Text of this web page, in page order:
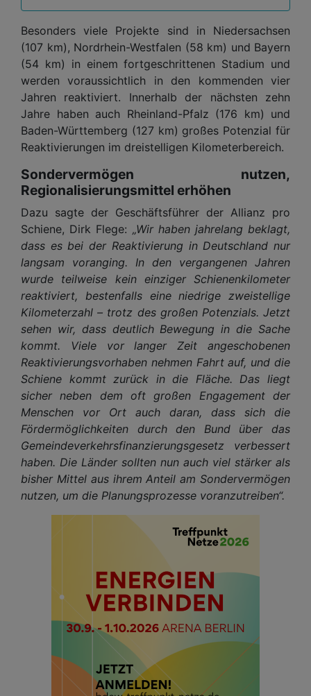
Besonders viele Projekte sind in Niedersachsen
(107 km), Nordrhein-Westfalen (58 km) und Bayern
(54 km) in einem fortgeschrittenen Stadium und
werden voraussichtlich in den kommenden vier
Jahren reaktiviert. Innerhalb der nächsten zehn
Jahre haben auch Rheinland-Pfalz (176 km) und
Baden-Württemberg (127 km) großes Potenzial für
Reaktivierungen im dreistelligen Kilometerbereich.
Sondervermögen nutzen,
Regionalisierungsmittel erhöhen
Dazu sagte der Geschäftsführer der Allianz pro
Schiene, Dirk Flege: „Wir haben jahrelang beklagt,
dass es bei der Reaktivierung in Deutschland nur
langsam voranging. In den vergangenen Jahren
wurde teilweise kein einziger Schienenkilometer
reaktiviert, bestenfalls eine niedrige zweistellige
Kilometerzahl – trotz des großen Potenzials. Jetzt
sehen wir, dass deutlich Bewegung in die Sache
kommt. Viele vor langer Zeit angeschobenen
Reaktivierungsvorhaben nehmen Fahrt auf, und die
Schiene kommt zurück in die Fläche. Das liegt
sicher neben dem oft großen Engagement der
Menschen vor Ort auch daran, dass sich die
Fördermöglichkeiten durch den Bund über das
Gemeindeverkehrsfinanzierungsgesetz verbessert
haben. Die Länder sollten nun auch viel stärker als
bisher Mittel aus ihrem Anteil am Sondervermögen
nutzen, um die Planungsprozesse voranzutreiben“.